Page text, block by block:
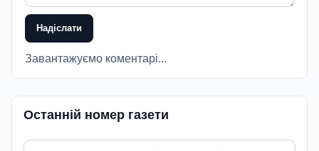
Надіслати
Завантажуємо коментарі...
Останній номер газети